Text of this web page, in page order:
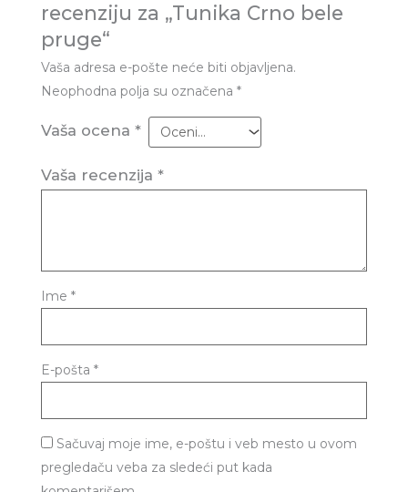
recenziju za „Tunika Crno bele
pruge“
Vaša adresa e-pošte neće biti objavljena.
Neophodna polja su označena *
Vaša ocena *
Vaša recenzija *
Ime *
E-pošta *
Sačuvaj moje ime, e-poštu i veb mesto u ovom
pregledaču veba za sledeći put kada